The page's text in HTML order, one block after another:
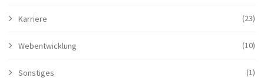
Karriere (23)
Webentwicklung (10)
Sonstiges (1)